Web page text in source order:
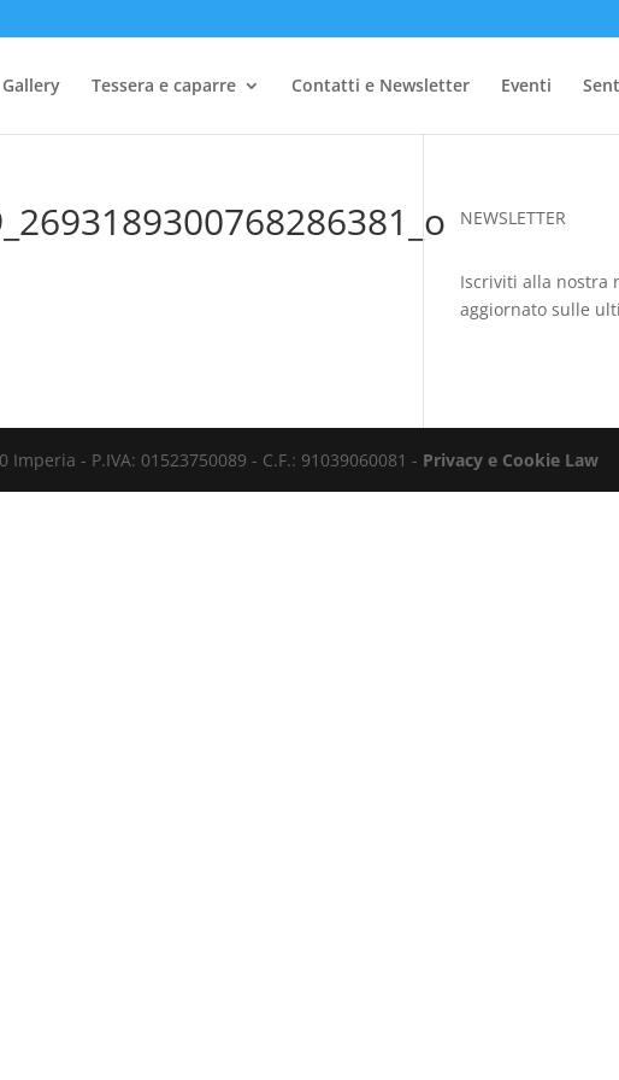
Gallery Tessera e caparre Contatti e Newsletter Eventi
NEWSLETTER
Iscriviti alla nostra
aggiornato sulle
- P.IVA: 01523750089 - C.F.: 91039060081 - Privacy e Cookie Law